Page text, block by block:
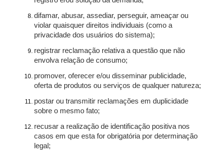
difamar, abusar, assediar, perseguir, ameaçar ou
violar quaisquer direitos individuais (como a
privacidade dos usuários do sistema);
registrar reclamação relativa a questão que não
envolva relação de consumo;
promover, oferecer e/ou disseminar publicidade,
oferta de produtos ou serviços de qualquer natureza;
postar ou transmitir reclamações em duplicidade
sobre o mesmo fato;
recusar a realização de identificação positiva nos
casos em que esta for obrigatória por determinação
legal;